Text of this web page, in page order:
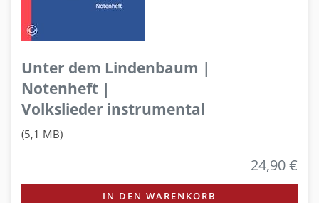
Unter dem Lindenbaum |
Notenheft |
Volkslieder instrumental
(5,1 MB)
24,90 €
IN DEN WARENKORB